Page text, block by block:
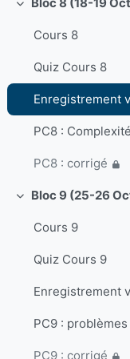
Collapse
Cours 8
Quiz Cours 8
PC8 : Complexité
PC8 : corrigé
Collapse
Cours 9
Quiz Cours 9
PC9 :
PC9 : corrigé